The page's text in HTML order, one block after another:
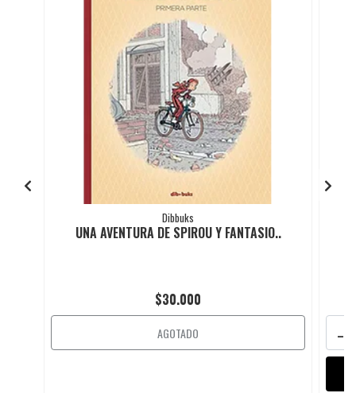
Dibbuks
UNA AVENTURA DE SPIROU Y FANTASIO..
$30.000
AGOTADO -